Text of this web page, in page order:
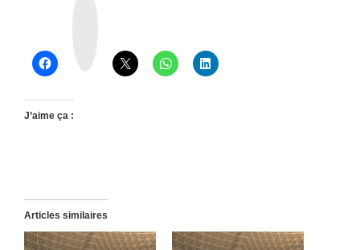
J’aime ça :
Articles similaires